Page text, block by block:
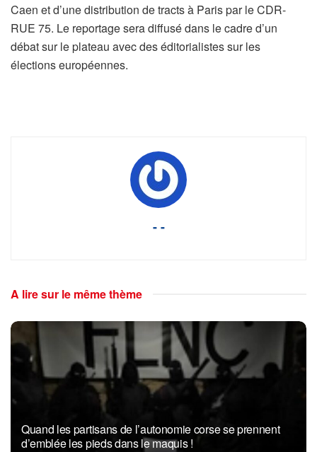
Caen et d’une distribution de tracts à Paris par le CDR-
RUE 75. Le reportage sera diffusé dans le cadre d’un
débat sur le plateau avec des éditorialistes sur les
élections européennes.
- -
A lire sur le même thème
Quand les partisans de l’autonomie corse se prennent
d’emblée les pieds dans le maquis !